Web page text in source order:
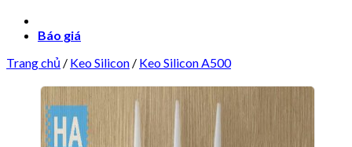
Báo giá
Trang chủ / Keo Silicon / Keo Silicon A500